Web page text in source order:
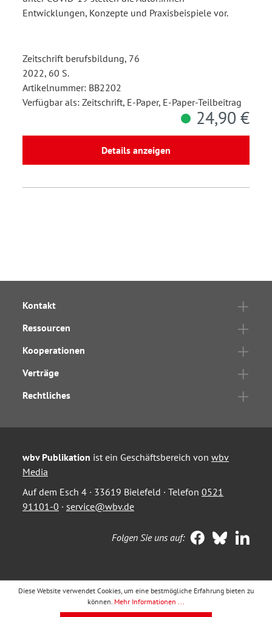
Entwicklungen, Konzepte und Praxisbeispiele vor.
Zeitschrift berufsbildung, 76
2022, 60 S.
Artikelnummer: BB2202
Verfügbar als: Zeitschrift, E-Paper, E-Paper-Teilbeitrag
24,90 €
Details anzeigen
Kontakt
Ressourcen
Kooperationen
Verträge
Rechtliches
wbv Publikation ist ein Geschäftsbereich von wbv
Media
Auf dem Esch 4 · 33619 Bielefeld · Telefon 0521
91101-0 · service@wbv.de
Folgen Sie uns auf:
Diese Website verwendet Cookies, um eine bestmögliche Erfahrung bieten zu
können. Mehr Informationen ...